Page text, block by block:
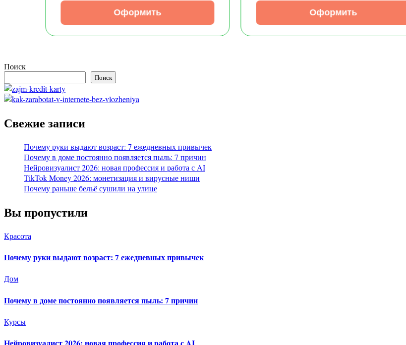
Оформить Оформить
Поиск
Поиск
Свежие записи
Почему руки выдают возраст: 7 ежедневных привычек
Почему в доме постоянно появляется пыль: 7 причин
Нейровизуалист 2026: новая профессия и работа с AI
TikTok Money 2026: монетизация и вирусные ниши
Почему раньше бельё сушили на улице
Вы пропустили
Красота
Почему руки выдают возраст: 7 ежедневных привычек
Дом
Почему в доме постоянно появляется пыль: 7 причин
Курсы